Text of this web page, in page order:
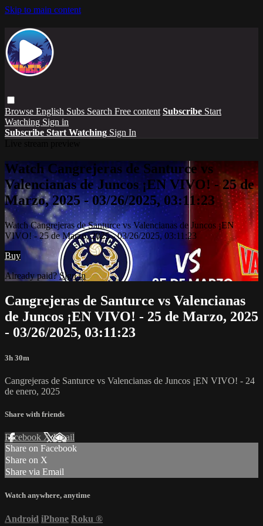
Skip to main content
Browse English Subs Search Free content Subscribe Start
Watching Sign in
Subscribe Start Watching Sign In
Watch Cangrejeras de Santurce vs
Valencianas de Juncos ¡EN VIVO! - 25 de
Marzo, 2025 - 03/26/2025, 03:11:23
Watch Cangrejeras de Santurce vs Valencianas de Juncos ¡EN
VIVO! - 25 de Marzo, 2025 - 03/26/2025, 03:11:23
Buy
Already paid?Sign in
Cangrejeras de Santurce vs Valencianas
de Juncos ¡EN VIVO! - 25 de Marzo, 2025
- 03/26/2025, 03:11:23
3h 30m
Cangrejeras de Santurce vs Valencianas de Juncos ¡EN VIVO! - 24
de enero, 2025
Share with friends
Facebook XEmail
Share on Facebook
Share on X
Share via Email
Watch anywhere, anytime
Android iPhone Roku ®